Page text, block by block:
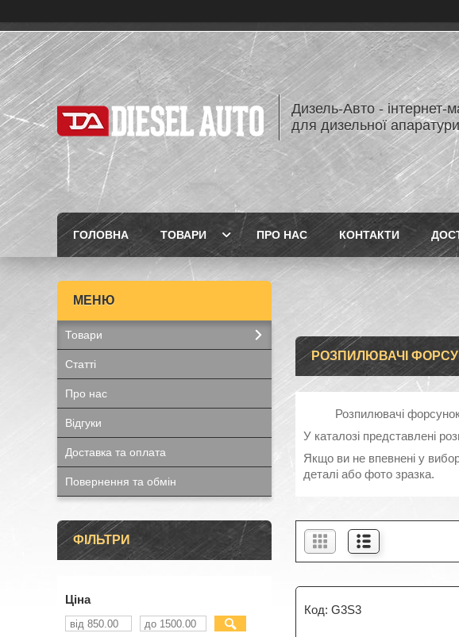
Дизель-Авто - інтернет-
для дизельної апаратури
ГОЛОВНА ТОВАРИ ПРО НАС КОНТАКТИ
РОЗПИЛЮВАЧІ
Розпилювачі
У каталозі представлені
Якщо ви не впевнені у
деталі або фото зразка.
G3S3
Товари
Статті
Про нас
Відгуки
Доставка та оплата
Повернення та обмін
ФІЛЬТРИ
Ціна